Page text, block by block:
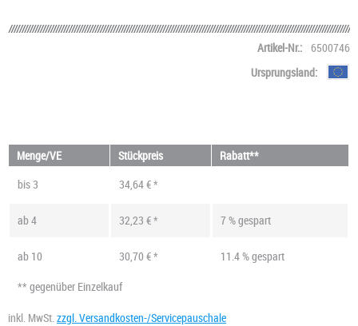
Artikel-Nr.: 6500746
Ursprungsland:
Menge/VE Stückpreis
Rabatt**
bis 3 34,64 € *
ab4 32,23 € * 7 % gespart
ab 10 30,70 € *
11.4 % gespart
** gegenüber Einzelkauf
inkl. MwSt. zzgl. Versandkosten-/Servicepauschale